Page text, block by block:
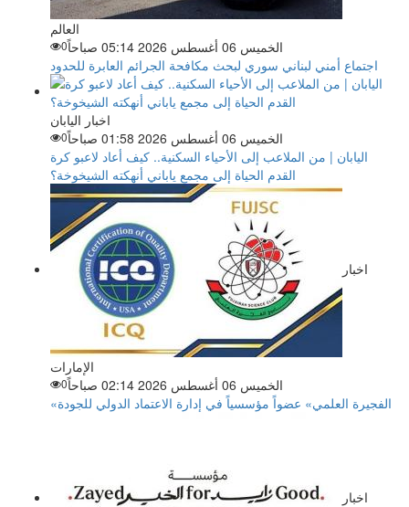
العالم
الخميس 06 أغسطس 2026 05:14 صباحاً
0
اجتماع أمني لبناني سوري لبحث مكافحة الجرائم العابرة للحدود
اخبار اليابان
الخميس 06 أغسطس 2026 01:58 صباحاً
0
اليابان | من الملاعب إلى الأحياء السكنية.. كيف أعاد لاعبو كرة
القدم الحياة إلى مجمع ياباني أنهكته الشيخوخة؟
اخبار
الإمارات
الخميس 06 أغسطس 2026 02:14 صباحاً
0
«الفجيرة العلمي» عضواً مؤسسياً في إدارة الاعتماد الدولي للجودة
اخبار